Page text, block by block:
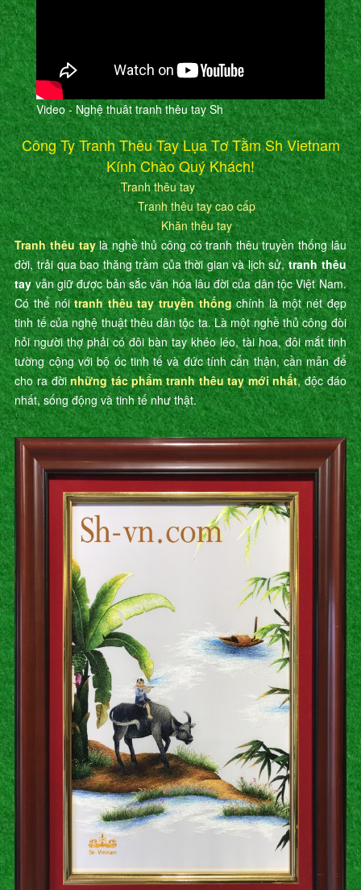
Video - Nghệ thuât tranh thêu tay Sh
Công Ty Tranh Thêu Tay Lụa Tơ Tằm Sh Vietnam
Kính Chào Quý Khách!
Tranh thêu tay
Tranh thêu tay cao cấp
Khăn thêu tay
Tranh thêu taylà nghề thủ công có tranh thêu truyền thống lâu
đời, trải qua bao thăng trầm của thời gian và lịch sử,tranh thêu
tayvẫn giữ được bản sắc văn hóa lâu đời của dân tộc Việt Nam.
Có thể nóitranh thêu tay truyền thốngchính là một nét đẹp
tinh tế của nghệ thuật thêu dân tộc ta. Là một nghề thủ công đòi
hỏi người thợ phải có đôi bàn tay khéo léo, tài hoa, đôi mắt tinh
tường cộng với bộ óc tinh tế và đức tính cẩn thận, cần mẫn để
cho ra đờinhững tác phẩm tranh thêu tay mới nhất, độc đáo
nhất, sống động và tinh tế như thật.